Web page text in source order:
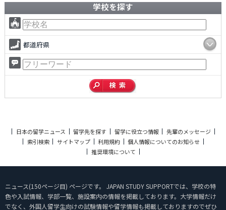
学校を探す
都道府県
日本の留学ニュース 留学先を探す 留学に役立つ情報
先輩のメッセージ
索引検索
サイトマップ 利用規約
個人情報についてのお知らせ
推奨環境について
ニュース(150ページ目) ページです。 JAPAN STUDY SUPPORTでは、学校の特
色や入試情報、学部一覧、施設案内の情報を掲載しております。大学情報だけ
でなく、外国人留学生向けの試験情報や留学情報も掲載しておりますのでぜひ